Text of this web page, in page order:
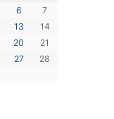
6
7
13
14
20
21
27
28